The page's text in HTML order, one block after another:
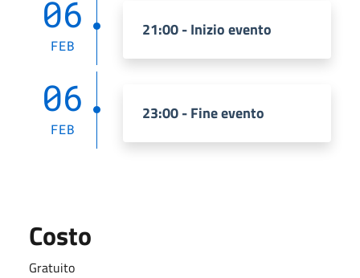
06
FEB
21:00 - Inizio evento
06
FEB
23:00 - Fine evento
Costo
Gratuito